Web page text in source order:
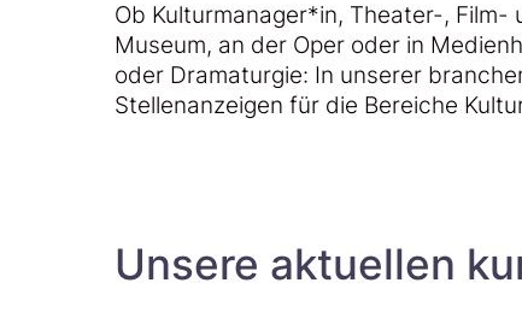
Ob Kulturmanager*in, Theater-,
Museum, an der Oper oder in
oder Dramaturgie: In unserer
Stellenanzeigen für die Bereiche
Unsere aktuellen